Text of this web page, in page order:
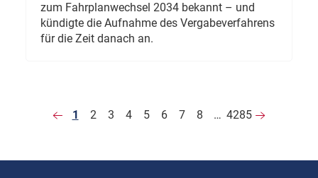
zum Fahrplanwechsel 2034 bekannt – und
kündigte die Aufnahme des Vergabeverfahrens
für die Zeit danach an.
1 2 3 4 5 6 7 8 … 4285